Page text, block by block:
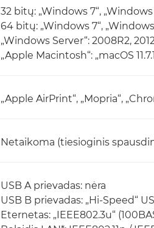
32 bitų: „Windows 7“, „Windows
64 bitų: „Windows 7“, „Windows
„Windows Server“: 2008R2,
„Apple Macintosh“: „macOS
„Apple AirPrint“, „Mopria“,
Netaikoma (tiesioginis
USB A prievadas: nėra
USB B prievadas: „Hi-Speed“
Eternetas: „IEEE802.3u“